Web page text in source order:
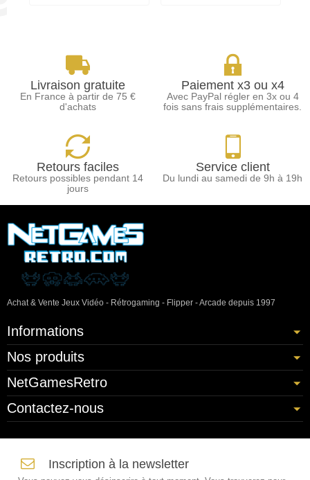
Livraison gratuite
En France à partir de 75 €
d'achats
Paiement x3 ou x4
Avec PayPal régler en 3x ou 4
fois sans frais supplémentaires.
Retours faciles
Retours possibles pendant 14
jours
Service client
Du lundi au samedi de 9h à 19h
Achat & Vente Jeux Vidéo - Rétrogaming - Flipper - Arcade depuis 1997
Informations
Nos produits
NetGamesRetro
Contactez-nous
Inscription à la newsletter